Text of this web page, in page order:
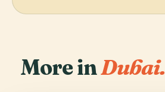
More inDubai.